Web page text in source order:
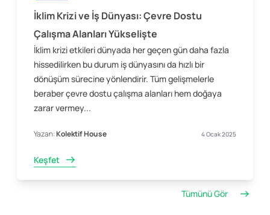
İklim Krizi ve İş Dünyası: Çevre Dostu
Çalışma Alanları Yükselişte
İklim krizi etkileri dünyada her geçen gün daha fazla
hissedilirken bu durum iş dünyasını da hızlı bir
dönüşüm sürecine yönlendirir. Tüm gelişmelerle
beraber çevre dostu çalışma alanları hem doğaya
zarar vermey...
Yazan:Kolektif House 4 Ocak 2025
Keşfet
Tümünü Gör